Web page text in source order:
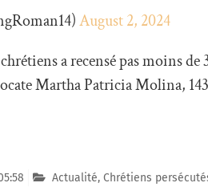
August 2, 2024
a recensé pas moins de
Martha Patricia Molina,
Actualité, Chrétiens